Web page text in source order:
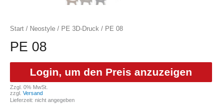
Start / Neostyle / PE 3D-Druck / PE 08
PE 08
Login, um den Preis anzuzeigen
Zzgl. 0% MwSt.
zzgl. Versand
Lieferzeit: nicht angegeben